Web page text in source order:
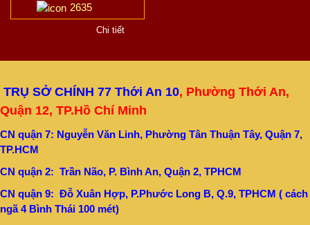
2635
Chi tiết
TRỤ SỞ CHÍNH 77 Thới An 10, Phường Thới An,
Quận 12, TP.Hồ Chí Minh
CN quận 7: Nguyễn Văn Linh, Phường Tân Thuận Tây, Quận 7,
TP.HCM
CN quận 2: Trần Não, P. Bình An, Quận 2, TPHCM
CN quận 9: Đỗ Xuân Hợp, P.Phước Long B, Q.9, TPHCM ( cách
ngã 4 Bình Thái 100 mét)